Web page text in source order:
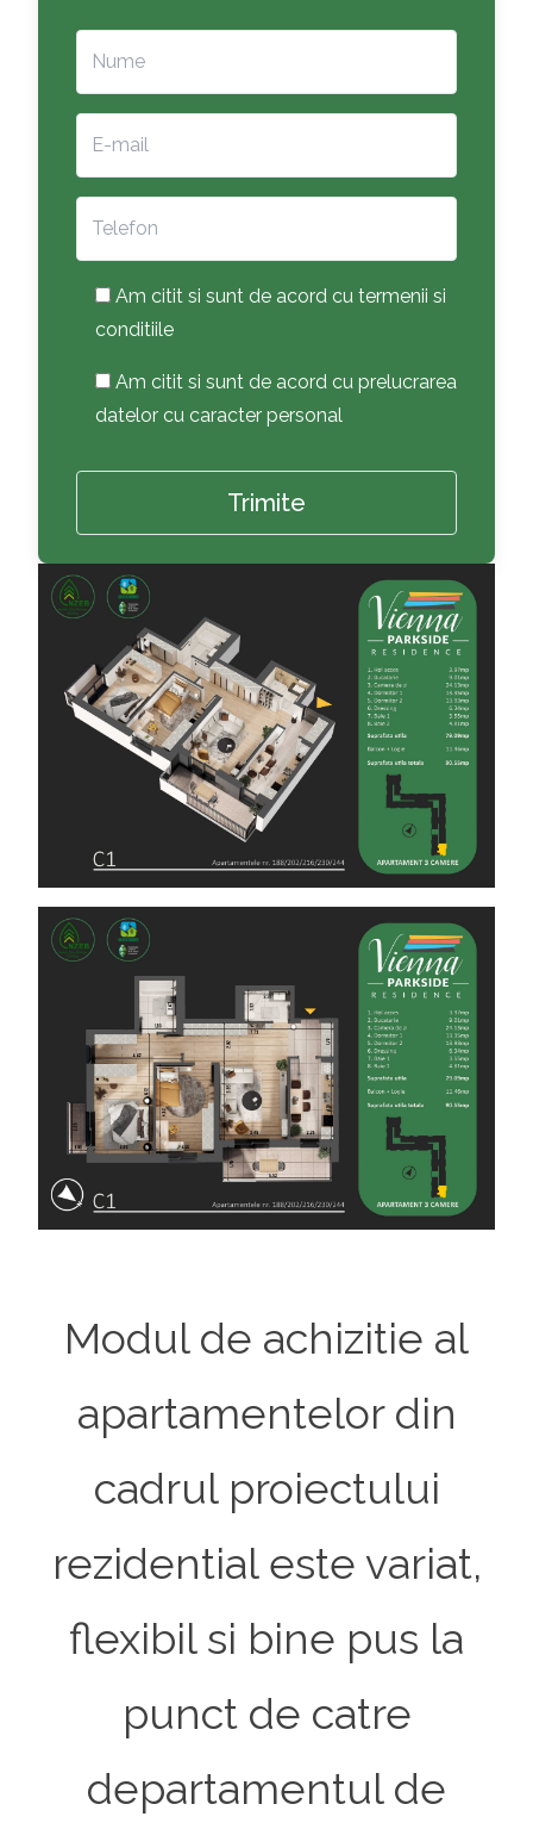
Am citit si sunt de acord cu termenii si
conditiile
Am citit si sunt de acord cu prelucrarea
datelor cu caracter personal
Modul de achizitie al
apartamentelor din
cadrul proiectului
rezidential este variat,
flexibil si bine pus la
punct de catre
departamentul de